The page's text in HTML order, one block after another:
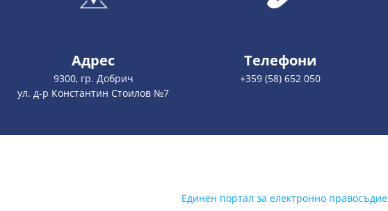
Адрес
9300, гр. Добрич
ул. д-р Константин Стоилов №7
Телефони
+359 (58) 652 050
Единен портал за електронно правосъдие